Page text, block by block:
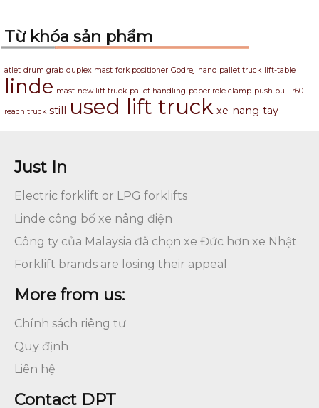
Từ khóa sản phẩm
atlet drum grab duplex mast fork positioner Godrej hand pallet truck lift-table
linde mast new lift truck pallet handling paper role clamp push pull r60
reach truck still used lift truck xe-nang-tay
Just In
Electric forklift or LPG forklifts
Linde công bố xe nâng điện
Công ty của Malaysia đã chọn xe Đức hơn xe Nhật
Forklift brands are losing their appeal
More from us:
Chính sách riêng tư
Quy định
Liên hệ
Contact DPT